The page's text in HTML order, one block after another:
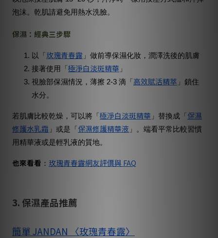
泡沫。乾肌請避免用熱水洗臉。
保濕：經典三步驟
以「玫瑰青春露 」做前導保濕化妝，潤澤洗後的肌膚
接著使用「極淨白淡斑精華 」
視臉部保濕情況，薄擦 2-3 滴「高效賦活精萃 」鎖住
水分。
若肌膚比較乾燥，可以將「極淨白淡斑精華 」替換成「保濕
修護水乳霜 」或是「保濕修護精華液 」。端看平常比較習慣
用精華液或是輕乳液的質地。
也來看看 ： 玫瑰青春露網友評價與 FAQ
3. 保濕產品推薦
簡單 JANDAN 〈玫瑰青春露〉